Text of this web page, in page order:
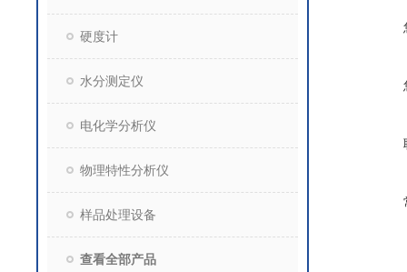
硬度计
水分测定仪
电化学分析仪
物理特性分析仪
样品处理设备
查看全部产品